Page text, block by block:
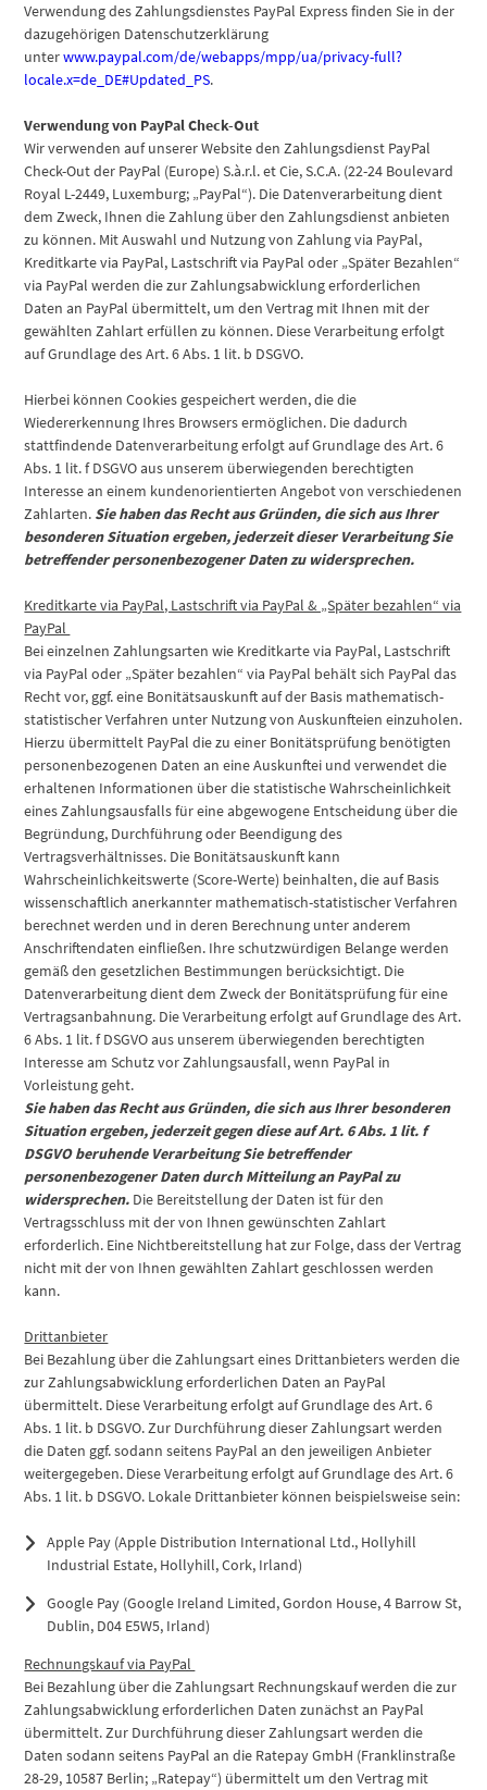
Verwendung des Zahlungsdienstes PayPal Express finden Sie in der
dazugehörigen Datenschutzerklärung
unterwww.paypal.com/de/webapps/mpp/ua/privacy-full?
locale.x=de_DE#Updated_PS.
Verwendung von PayPal Check-Out
Wir verwenden auf unserer Website den Zahlungsdienst PayPal
Check-Out der PayPal (Europe) S.à.r.l. et Cie, S.C.A. (22-24 Boulevard
Royal L-2449, Luxemburg; „PayPal“). Die Datenverarbeitung dient
dem Zweck, Ihnen die Zahlung über den Zahlungsdienst anbieten
zu können. Mit Auswahl und Nutzung von Zahlung via PayPal,
Kreditkarte via PayPal, Lastschrift via PayPal oder „Später Bezahlen“
via PayPal werden die zur Zahlungsabwicklung erforderlichen
Daten an PayPal übermittelt, um den Vertrag mit Ihnen mit der
gewählten Zahlart erfüllen zu können. Diese Verarbeitung erfolgt
auf Grundlage des Art. 6 Abs. 1 lit. b DSGVO.
Hierbei können Cookies gespeichert werden, die die
Wiedererkennung Ihres Browsers ermöglichen. Die dadurch
stattfindende Datenverarbeitung erfolgt auf Grundlage des Art. 6
Abs. 1 lit. f DSGVO aus unserem überwiegenden berechtigten
Interesse an einem kundenorientierten Angebot von verschiedenen
Zahlarten. Sie haben das Recht aus Gründen, die sich aus Ihrer
besonderen Situation ergeben, jederzeit dieser Verarbeitung Sie
betreffender personenbezogener Daten zu widersprechen.
Kreditkarte via PayPal, Lastschrift via PayPal & „Später bezahlen“ via
PayPal
Bei einzelnen Zahlungsarten wie Kreditkarte via PayPal, Lastschrift
via PayPal oder „Später bezahlen“ via PayPal behält sich PayPal das
Recht vor, ggf. eine Bonitätsauskunft auf der Basis mathematisch-
statistischer Verfahren unter Nutzung von Auskunfteien einzuholen.
Hierzu übermittelt PayPal die zu einer Bonitätsprüfung benötigten
personenbezogenen Daten an eine Auskunftei und verwendet die
erhaltenen Informationen über die statistische Wahrscheinlichkeit
eines Zahlungsausfalls für eine abgewogene Entscheidung über die
Begründung, Durchführung oder Beendigung des
Vertragsverhältnisses. Die Bonitätsauskunft kann
Wahrscheinlichkeitswerte (Score-Werte) beinhalten, die auf Basis
wissenschaftlich anerkannter mathematisch-statistischer Verfahren
berechnet werden und in deren Berechnung unter anderem
Anschriftendaten einfließen. Ihre schutzwürdigen Belange werden
gemäß den gesetzlichen Bestimmungen berücksichtigt. Die
Datenverarbeitung dient dem Zweck der Bonitätsprüfung für eine
Vertragsanbahnung. Die Verarbeitung erfolgt auf Grundlage des Art.
6 Abs. 1 lit. f DSGVO aus unserem überwiegenden berechtigten
Interesse am Schutz vor Zahlungsausfall, wenn PayPal in
Vorleistung geht.
Sie haben das Recht aus Gründen, die sich aus Ihrer besonderen
Situation ergeben, jederzeit gegen diese auf Art. 6 Abs. 1 lit. f
DSGVO beruhende Verarbeitung Sie betreffender
personenbezogener Daten durch Mitteilung an PayPal zu
widersprechen. Die Bereitstellung der Daten ist für den
Vertragsschluss mit der von Ihnen gewünschten Zahlart
erforderlich. Eine Nichtbereitstellung hat zur Folge, dass der Vertrag
nicht mit der von Ihnen gewählten Zahlart geschlossen werden
kann.
Drittanbieter
Bei Bezahlung über die Zahlungsart eines Drittanbieters werden die
zur Zahlungsabwicklung erforderlichen Daten an PayPal
übermittelt. Diese Verarbeitung erfolgt auf Grundlage des Art. 6
Abs. 1 lit. b DSGVO. Zur Durchführung dieser Zahlungsart werden
die Daten ggf. sodann seitens PayPal an den jeweiligen Anbieter
weitergegeben. Diese Verarbeitung erfolgt auf Grundlage des Art. 6
Abs. 1 lit. b DSGVO. Lokale Drittanbieter können beispielsweise sein:
Apple Pay (Apple Distribution International Ltd., Hollyhill
Industrial Estate, Hollyhill, Cork, Irland)
Google Pay (Google Ireland Limited, Gordon House, 4 Barrow St,
Dublin, D04 E5W5, Irland)
Rechnungskauf via PayPal
Bei Bezahlung über die Zahlungsart Rechnungskauf werden die zur
Zahlungsabwicklung erforderlichen Daten zunächst an PayPal
übermittelt. Zur Durchführung dieser Zahlungsart werden die
Daten sodann seitens PayPal an die Ratepay GmbH (Franklinstraße
28-29, 10587 Berlin; „Ratepay“) übermittelt um den Vertrag mit